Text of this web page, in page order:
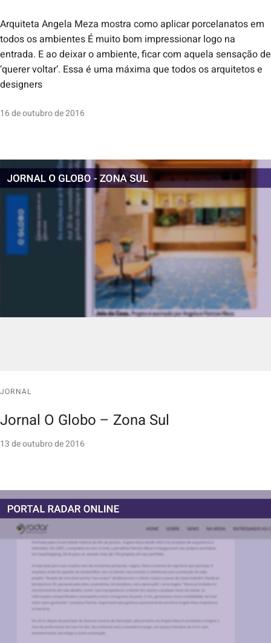
Arquiteta Angela Meza mostra como aplicar porcelanatos em
todos os ambientes É muito bom impressionar logo na
entrada. E ao deixar o ambiente, ficar com aquela sensação de
‘querer voltar’. Essa é uma máxima que todos os arquitetos e
designers
16 de outubro de 2016
JORNAL
Jornal O Globo – Zona Sul
13 de outubro de 2016